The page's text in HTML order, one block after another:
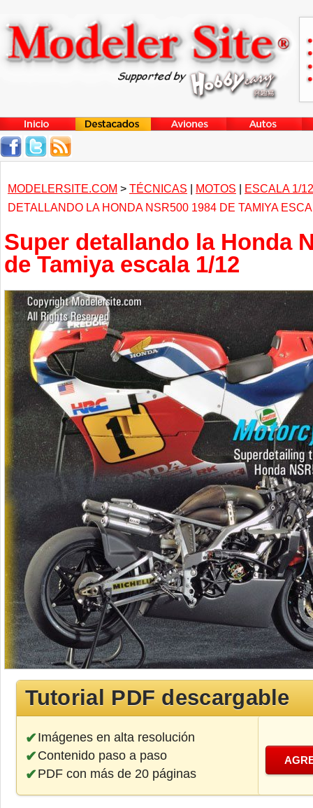
MODELERSITE.COM > TÉCNICAS | MOTOS | ESCALA 1/12
DETALLANDO LA HONDA NSR500 1984 DE TAMIYA
Super detallando la Honda
de Tamiya escala 1/12
Tutorial PDF descargable
Imágenes en alta resolución
Contenido paso a paso
PDF con más de 20 páginas